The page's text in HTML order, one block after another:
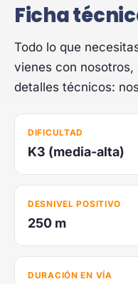
Ficha
Todo lo que
vienes con
detalles técnicos:
DIFICULTAD
K3 (media-alta)
DESNIVEL POSITIVO
250 m
DURACIÓN EN VÍA